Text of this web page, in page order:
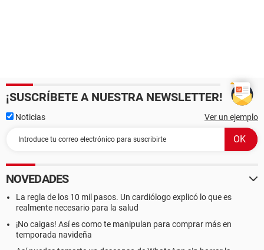
¡SUSCRÍBETE A NUESTRA NEWSLETTER!
Noticias Ver un ejemplo
NOVEDADES
La regla de los 10 mil pasos. Un cardiólogo explicó lo que es
realmente necesario para la salud
¡No caigas! Así es como te manipulan para comprar más en
temporada navideña